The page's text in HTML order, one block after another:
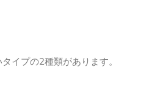
イプの2種類があります。